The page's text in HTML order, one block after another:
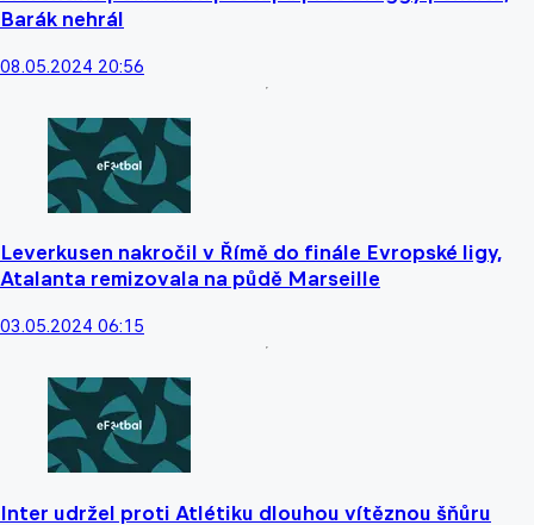
Barák nehrál
08.05.2024 20:56
Leverkusen nakročil v Římě do finále Evropské ligy,
Atalanta remizovala na půdě Marseille
03.05.2024 06:15
Inter udržel proti Atlétiku dlouhou vítěznou šňůru